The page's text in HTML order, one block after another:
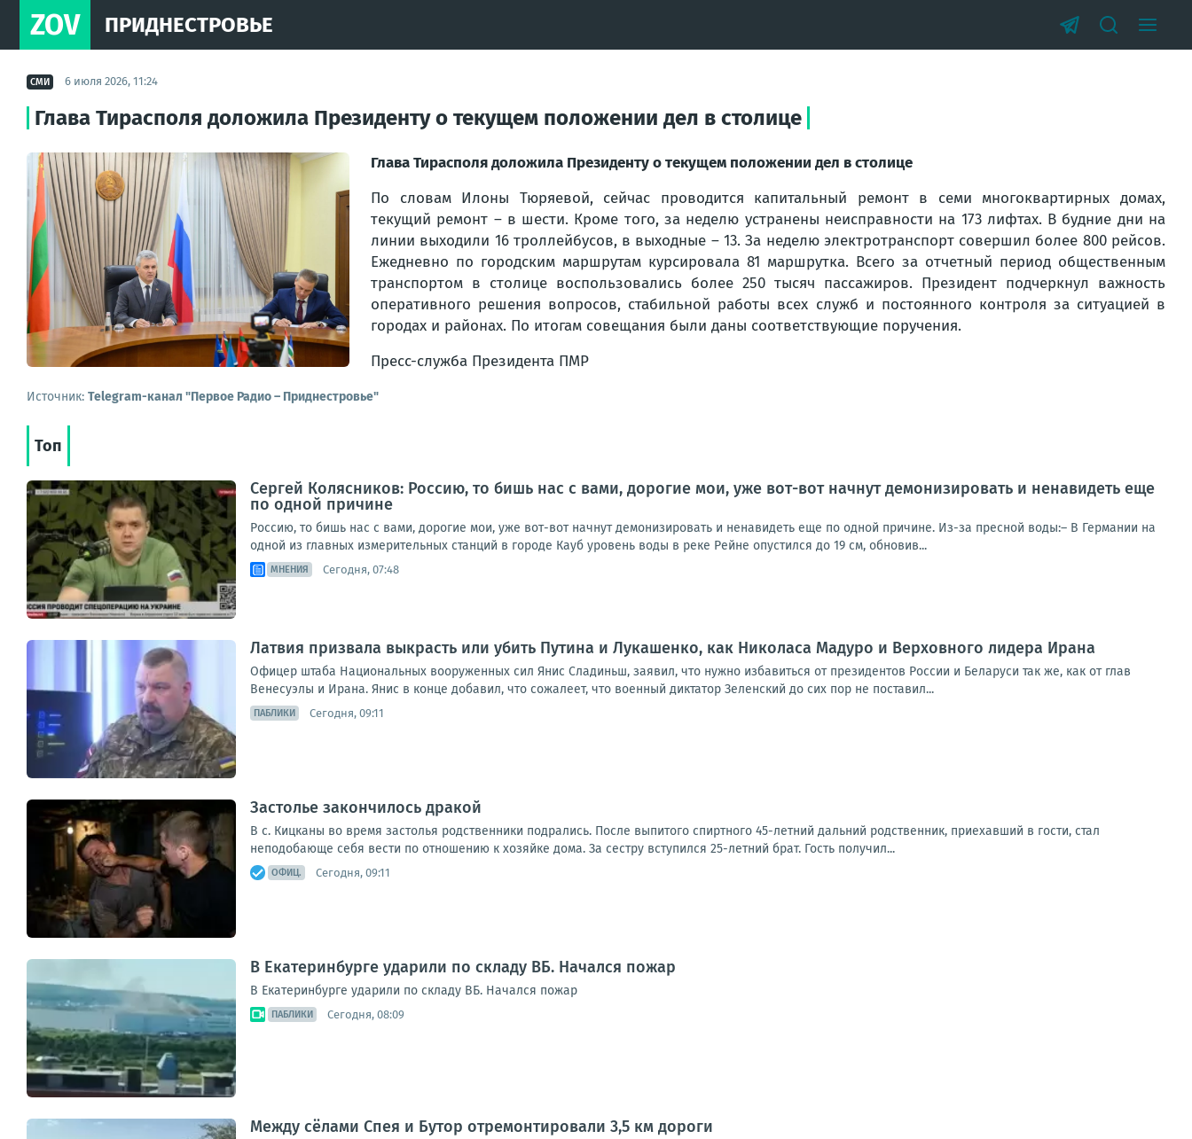
ZOV ПРИДНЕСТРОВЬЕ
СМИ 6 июля 2026, 11:24
Глава Тирасполя доложила Президенту о текущем положении дел в столице
Глава Тирасполя доложила Президенту о текущем положении дел в столице
По словам Илоны Тюряевой, сейчас проводится капитальный ремонт в семи многоквартирных домах,
текущий ремонт – в шести. Кроме того, за неделю устранены неисправности на 173 лифтах. В будние дни на
линии выходили 16 троллейбусов, в выходные – 13. За неделю электротранспорт совершил более 800 рейсов.
Ежедневно по городским маршрутам курсировала 81 маршрутка. Всего за отчетный период общественным
транспортом в столице воспользовались более 250 тысяч пассажиров. Президент подчеркнул важность
оперативного решения вопросов, стабильной работы всех служб и постоянного контроля за ситуацией в
городах и районах. По итогам совещания были даны соответствующие поручения.
Пресс-служба Президента ПМР
Источник: Telegram-канал "Первое Радио – Приднестровье"
Топ
Сергей Колясников: Россию, то бишь нас с вами, дорогие мои, уже вот-вот начнут демонизировать и ненавидеть еще
по одной причине
Россию, то бишь нас с вами, дорогие мои, уже вот-вот начнут демонизировать и ненавидеть еще по одной причине. Из-за пресной воды:– В Германии на
одной из главных измерительных станций в городе Кауб уровень воды в реке Рейне опустился до 19 см, обновив...
МНЕНИЯ Сегодня, 07:48
Латвия призвала выкрасть или убить Путина и Лукашенко, как Николаса Мадуро и Верховного лидера Ирана
Офицер штаба Национальных вооруженных сил Янис Сладиньш, заявил, что нужно избавиться от президентов России и Беларуси так же, как от глав
Венесуэлы и Ирана. Янис в конце добавил, что сожалеет, что военный диктатор Зеленский до сих пор не поставил...
ПАБЛИКИ Сегодня, 09:11
Застолье закончилось дракой
В с. Кицканы во время застолья родственники подрались. После выпитого спиртного 45-летний дальний родственник, приехавший в гости, стал
неподобающе себя вести по отношению к хозяйке дома. За сестру вступился 25-летний брат. Гость получил...
ОФИЦ. Сегодня, 09:11
В Екатеринбурге ударили по складу ВБ. Начался пожар
В Екатеринбурге ударили по складу ВБ. Начался пожар
ПАБЛИКИ Сегодня, 08:09
Между сёлами Спея и Бутор отремонтировали 3,5 км дороги